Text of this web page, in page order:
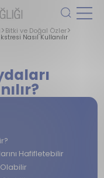
Bitki ve Doğal Özler
Nasıl Kullanılır
Hafifletebilir